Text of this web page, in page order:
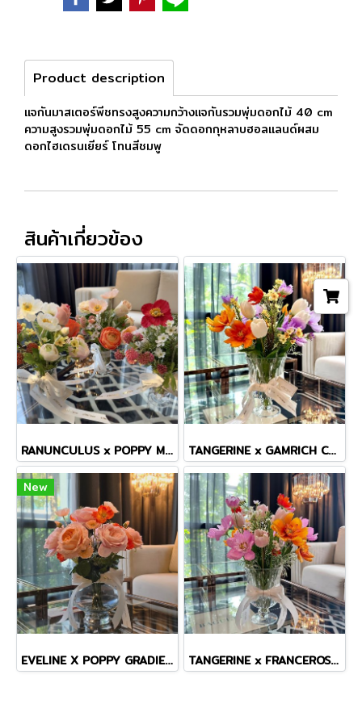
Product description
แจกันมาสเตอร์พีชทรงสูงความกว้างแจกันรวมพุ่มดอกไม้ 40 cm
ความสูงรวมพุ่มดอกไม้ 55 cm จัดดอกกุหลาบฮอลแลนด์ผสม
ดอกไฮเดรนเยียร์ โทนสีชมพู
สินค้าเกี่ยวข้อง
RANUNCULUS x POPPY MINI VASE TANGERINE x GAMRICH COSMOS TINY MASTERPIECE VASE
New
EVELINE X POPPY GRADIENT VASE TANGERINE x FRANCEROSE COSMOS TINY MASTERPIECE VASE